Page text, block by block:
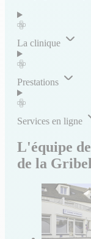
La clinique
Prestations
Services en ligne
L'équipe
de la